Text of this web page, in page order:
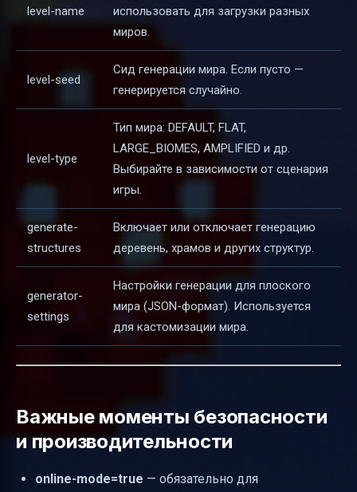
level-name
использовать для загрузки разных
миров.
level-seed
Сид генерации мира. Если пусто —
генерируется случайно.
level-type
Тип мира: DEFAULT, FLAT,
LARGE_BIOMES, AMPLIFIED и др.
Выбирайте в зависимости от сценария
игры.
generate-
structures
Включает или отключает генерацию
деревень, храмов и других структур.
generator-
settings
Настройки генерации для плоского
мира (JSON-формат). Используется
для кастомизации мира.
Важные моменты безопасности
и производительности
online-mode=true — обязательно для